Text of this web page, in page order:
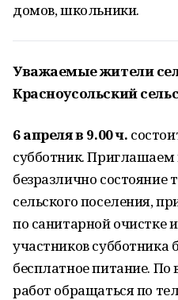
домов, школьники.
Уважаемые жители
Красноусольский
6 апреля в 9.00 ч.
субботник. Приглашаем
безразлично состояние
сельского поселения,
по санитарной очистке
участников субботника
бесплатное питание. По
работ обращаться по